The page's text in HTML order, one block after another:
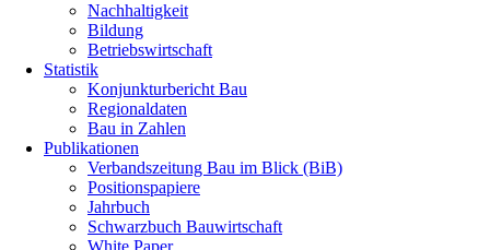
Nachhaltigkeit
Bildung
Betriebswirtschaft
Statistik
Konjunkturbericht Bau
Regionaldaten
Bau in Zahlen
Publikationen
Verbandszeitung Bau im Blick (BiB)
Positionspapiere
Jahrbuch
Schwarzbuch Bauwirtschaft
White Paper